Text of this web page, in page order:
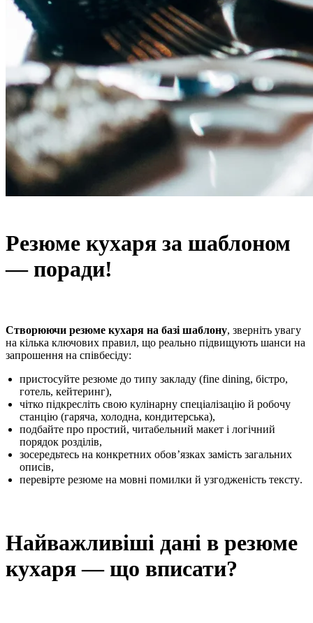
Резюме кухаря за шаблоном
— поради!
Створюючи резюме кухаря на базі шаблону, зверніть увагу
на кілька ключових правил, що реально підвищують шанси на
запрошення на співбесіду:
пристосуйте резюме до типу закладу (fine dining, бістрo,
готель, кейтеринг),
чітко підкресліть свою кулінарну спеціалізацію й робочу
станцію (гаряча, холодна, кондитерська),
подбайте про простий, читабельний макет і логічний
порядок розділів,
зосередьтесь на конкретних обов’язках замість загальних
описів,
перевірте резюме на мовні помилки й узгодженість тексту.
Найважливіші дані в резюме
кухаря — що вписати?